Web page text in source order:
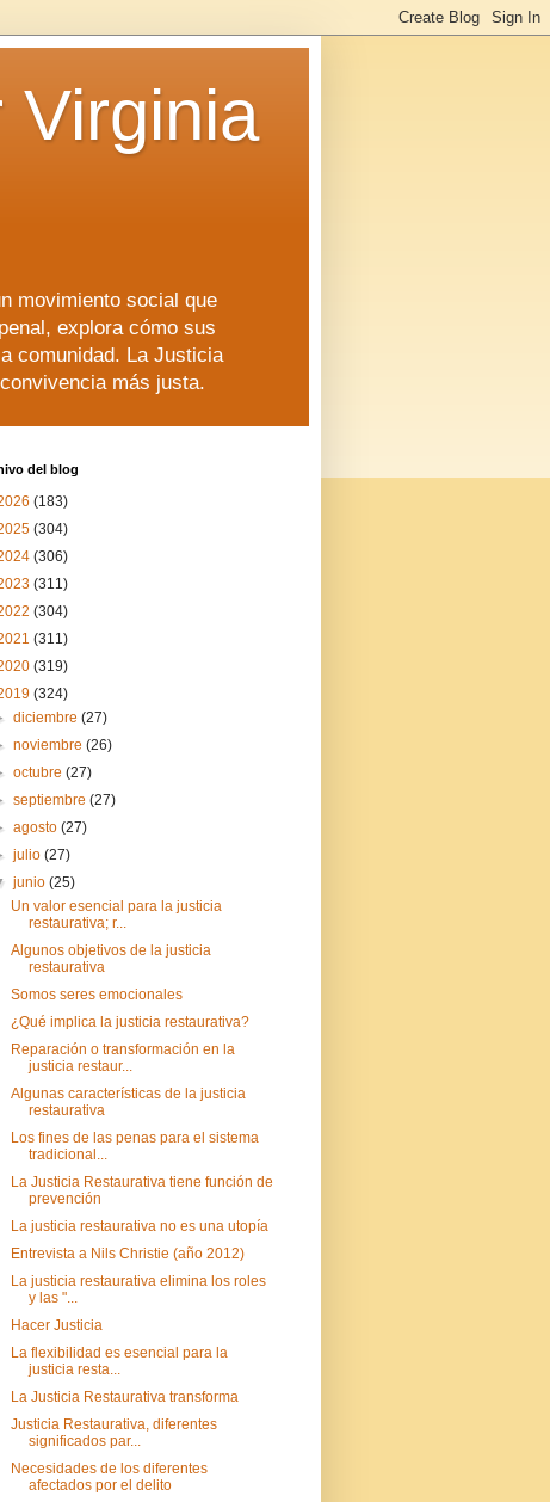
Virginia
movimiento social que
explora cómo sus
comunidad. La Justicia
más justa.
del blog
(183)
(304)
(306)
(311)
(304)
(311)
(319)
(324)
diciembre(27)
noviembre(26)
octubre(27)
septiembre(27)
agosto(27)
julio(27)
junio(25)
Un valor esencial para la justicia
restaurativa; r...
Algunos objetivos de la justicia
restaurativa
Somos seres emocionales
¿Qué implica la justicia restaurativa?
Reparación o transformación en la
justicia restaur...
Algunas características de la justicia
restaurativa
Los fines de las penas para el sistema
tradicional...
La Justicia Restaurativa tiene función de
prevención
La justicia restaurativa no es una utopía
Entrevista a Nils Christie (año 2012)
La justicia restaurativa elimina los roles
y las "...
Hacer Justicia
La flexibilidad es esencial para la
justicia resta...
La Justicia Restaurativa transforma
Justicia Restaurativa, diferentes
significados par...
Necesidades de los diferentes
afectados por el delito